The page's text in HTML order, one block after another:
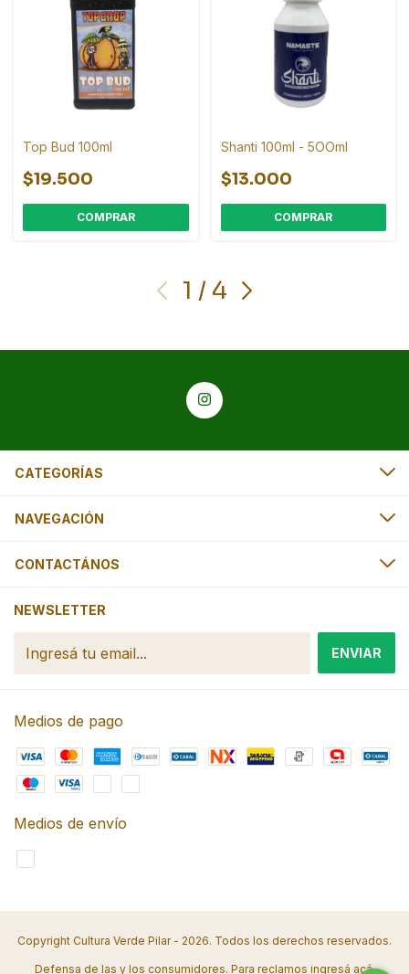
Top Bud 100ml
$19.500
Shanti 100ml - 5OOml
$13.000
COMPRAR
1 / 4
CATEGORÍAS
NAVEGACIÓN
CONTACTÁNOS
NEWSLETTER
Medios de pago
Medios de envío
Copyright Cultura Verde Pilar - 2026. Todos los derechos reservados.
Defensa de las y los consumidores. Para reclamos ingresá acá.